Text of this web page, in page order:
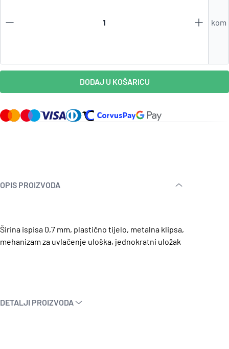
OPIS PROIZVODA
Širina ispisa 0,7 mm, plastično tijelo, metalna klipsa,
mehanizam za uvlačenje uloška, jednokratni uložak
DETALJI PROIZVODA
kom
DODAJ U KOŠARICU